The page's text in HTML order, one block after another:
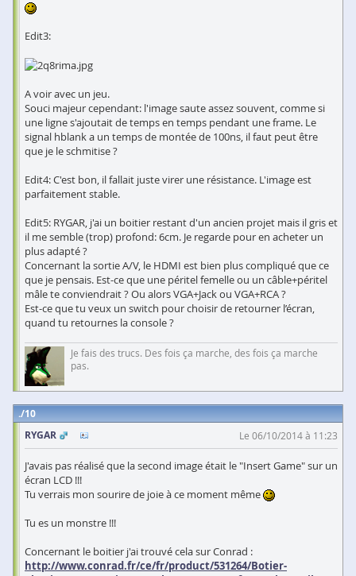
Edit3:
A voir avec un jeu.
Souci majeur cependant: l'image saute assez souvent, comme si
une ligne s'ajoutait de temps en temps pendant une frame. Le
signal hblank a un temps de montée de 100ns, il faut peut être
que je le schmitise ?
Edit4: C'est bon, il fallait juste virer une résistance. L'image est
parfaitement stable.
Edit5: RYGAR, j'ai un boitier restant d'un ancien projet mais il gris et
il me semble (trop) profond: 6cm. Je regarde pour en acheter un
plus adapté ?
Concernant la sortie A/V, le HDMI est bien plus compliqué que ce
que je pensais. Est-ce que une péritel femelle ou un câble+péritel
mâle te conviendrait ? Ou alors VGA+Jack ou VGA+RCA ?
Est-ce que tu veux un switch pour choisir de retourner l’écran,
quand tu retournes la console ?
Je fais des trucs. Des fois ça marche, des fois ça marche
pas.
10
RYGAR
Le 06/10/2014 à 11:23
J'avais pas réalisé que la second image était le "Insert Game" sur un
écran LCD !!!
Tu verrais mon sourire de joie à ce moment même
Tu es un monstre !!!
Concernant le boitier j'ai trouvé cela sur Conrad :
http://www.conrad.fr/ce/fr/product/531264/Botier-